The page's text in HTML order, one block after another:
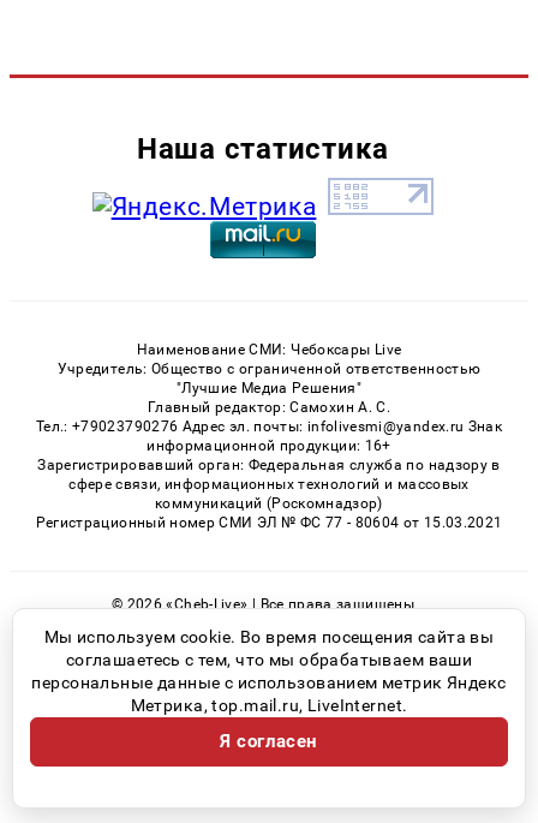
Наша статистика
Наименование СМИ: Чебоксары Live
Учредитель: Общество с ограниченной ответственностью
"Лучшие Медиа Решения"
Главный редактор: Самохин А. С.
Тел.: +79023790276 Адрес эл. почты: infolivesmi@yandex.ru Знак
информационной продукции: 16+
Зарегистрировавший орган: Федеральная служба по надзору в
сфере связи, информационных технологий и массовых
коммуникаций (Роскомнадзор)
Регистрационный номер СМИ ЭЛ № ФС 77 - 80604 от 15.03.2021
© 2026 «Cheb-Live» | Все права защищены
Возрастная категория сайта 16+
Политика конфиденциальности
Мы используем cookie. Во время посещения сайта вы
соглашаетесь с тем, что мы обрабатываем ваши
персональные данные с использованием метрик Яндекс
Метрика, top.mail.ru, LiveInternet.
Я согласен